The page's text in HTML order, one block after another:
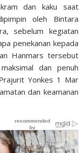
dan kaku saat
oleh Bintara
sebelum kegiatan
penekanan kepada
Hanmars tersebut
dan penuh
Yonkes 1 Mar
dan keamanan